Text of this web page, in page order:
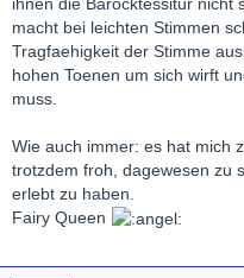
macht bei leichten Stimmen
Tragfaehigkeit der Stimme
hohen Toenen um sich wirft
muss.
Wie auch immer: es hat mich
trotzdem froh, dagewesen zu
erlebt zu haben.
Fairy Queen